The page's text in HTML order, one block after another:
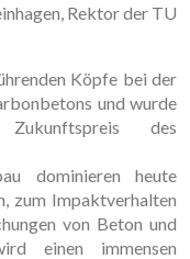
Rektor der TU
Köpfe bei der
und wurde
des
dominieren heute
zum Impaktverhalten
von Beton und
einen immensen